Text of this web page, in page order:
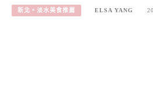
新北。淡水美食推薦 ELSA YANG